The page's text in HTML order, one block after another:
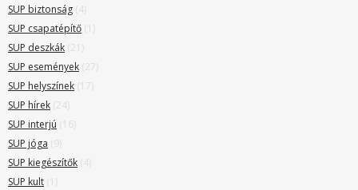
SUP biztonság (4)
SUP csapatépítő (1)
SUP deszkák (21)
SUP események (27)
SUP helyszínek (17)
SUP hírek (24)
SUP interjú (16)
SUP jóga (9)
SUP kiegészítők (4)
SUP kult (1)